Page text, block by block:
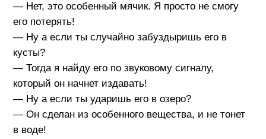
— Нет, это особенный мячик. Я просто не смогу
его потерять!
— Ну а если ты случайно забуздыришь его в
кусты?
— Тогда я найду его по звуковому сигналу,
который он начнет издавать!
— Ну а если ты ударишь его в озеро?
— Он сделан из особенного вещества, и не тонет
в воде!